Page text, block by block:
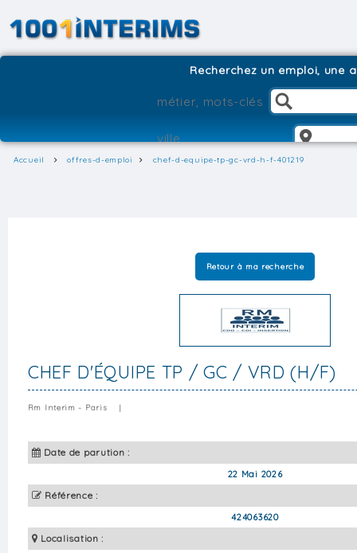
Recherchez un emploi, une
Accueil offres-d-emploi chef-d-equipe-tp-gc-vrd-h-f-401219
Retour à ma recherche
CHEF D'ÉQUIPE TP / GC / VRD (H/F)
Rm Interim - Paris |
Date de parution :
22 Mai 2026
Référence :
424063620
Localisation :